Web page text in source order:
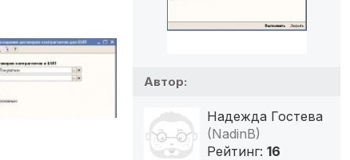
Автор:
Надежда Гостева
(NadinB)
Рейтинг: 16